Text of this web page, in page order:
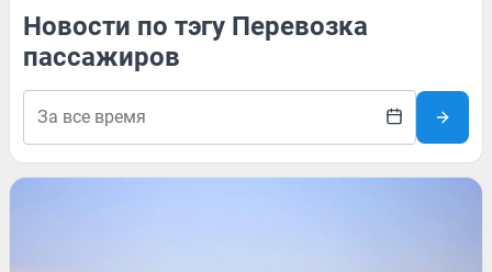
Новости по тэгу Перевозка
пассажиров